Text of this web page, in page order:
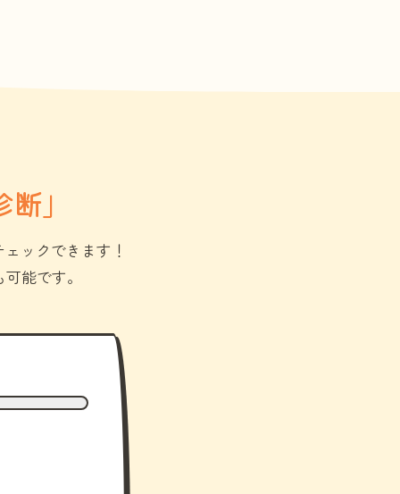
」
ックできます！
能です。